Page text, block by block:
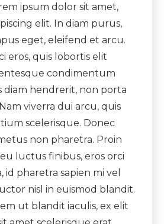
ipsum dolor sit amet,
elit. In diam purus,
eget, eleifend et arcu.
eros, quis lobortis elit
condimentum
diam hendrerit, non porta
viverra dui arcu, quis
scelerisque. Donec
non pharetra. Proin
luctus finibus, eros orci
id pharetra sapien mi vel
nisl in euismod blandit.
ut blandit iaculis, ex elit